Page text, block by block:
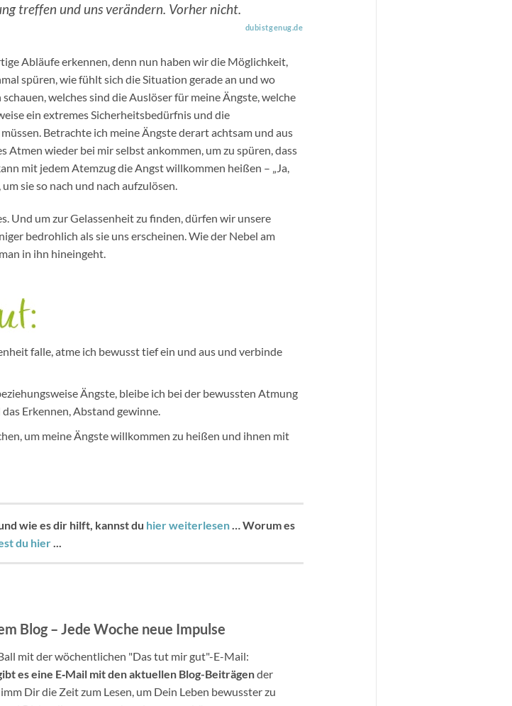
treffen und uns verändern. Vorher nicht.
dubistgenug.de
Abläufe erkennen, denn nun haben wir die Möglichkeit,
spüren, wie fühlt sich die Situation gerade an und wo
welches sind die Auslöser für meine Ängste, welche
ein extremes Sicherheitsbedürfnis und die
Betrachte ich meine Ängste derart achtsam und aus
Atmen wieder bei mir selbst ankommen, um zu spüren, dass
mit jedem Atemzug die Angst willkommen heißen – „Ja,
sie so nach und nach aufzulösen.
Und um zur Gelassenheit zu finden, dürfen wir unsere
bedrohlich als sie uns erscheinen. Wie der Nebel am
in ihn hineingeht.
falle, atme ich bewusst tief ein und aus und verbinde
Ängste, bleibe ich bei der bewussten Atmung
Erkennen, Abstand gewinne.
um meine Ängste willkommen zu heißen und ihnen mit
wie es dir hilft, kannst du hier weiterlesen…Worum es
du hier...
Blog – Jede Woche neue Impulse
mit der wöchentlichen "Das tut mir gut"-E-Mail:
es eine E‐Mail mit den aktuellen Blog-Beiträgender
Dir die Zeit zum Lesen, um Dein Leben bewusster zu